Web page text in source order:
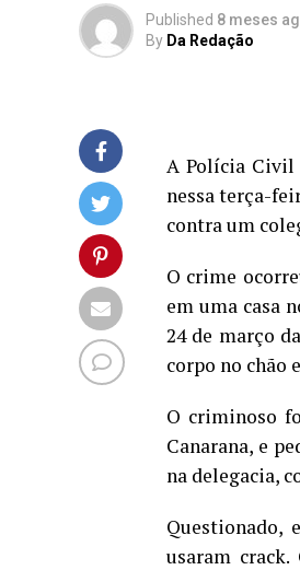
Published 8 meses
By Da Redação
A Polícia Civil
nessa terça-
contra um
O crime
em uma casa
24 de março
corpo no chão
O criminoso
Canarana, e
na delegacia,
Questionado,
usaram